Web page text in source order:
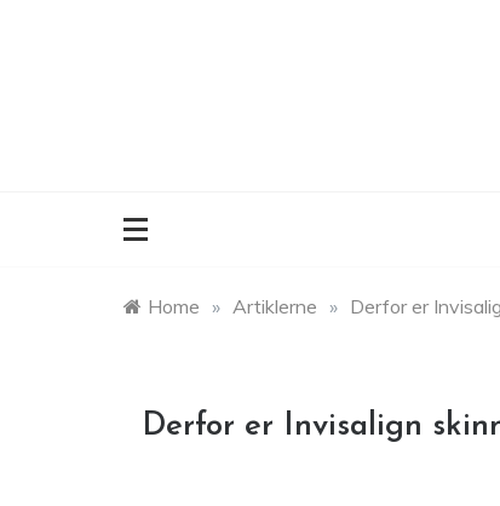
Home » Artiklerne » Derfor er
Derfor er Invisalign